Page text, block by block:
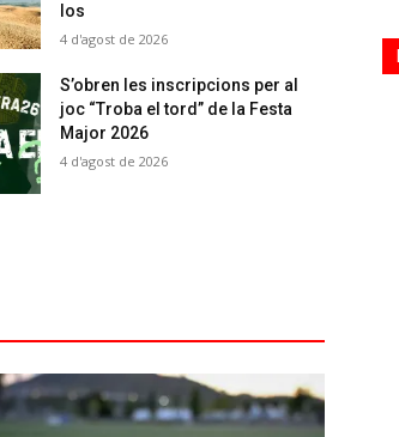
los
4 d'agost de 2026
S’obren les inscripcions per al
joc “Troba el tord” de la Festa
Major 2026
4 d'agost de 2026